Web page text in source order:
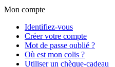
Mon compte
Identifiez-vous
Créer votre compte
Mot de passe oublié ?
Où est mon colis ?
Utiliser un chèque-cadeau